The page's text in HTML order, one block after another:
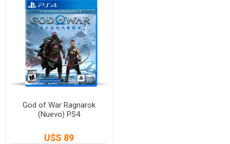
God of War Ragnarok
(Nuevo) PS4
U$S 89